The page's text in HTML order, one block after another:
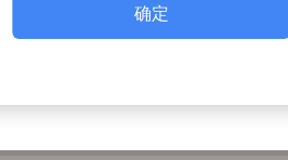
确定